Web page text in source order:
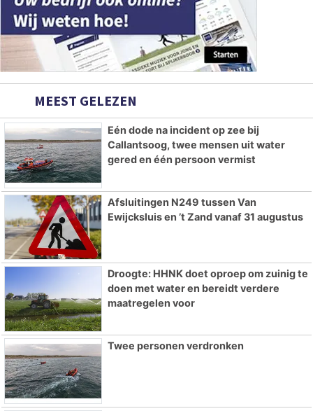
MEEST GELEZEN
Eén dode na incident op zee bij
Callantsoog, twee mensen uit water
gered en één persoon vermist
Afsluitingen N249 tussen Van
Ewijcksluis en ’t Zand vanaf 31 augustus
Droogte: HHNK doet oproep om zuinig te
doen met water en bereidt verdere
maatregelen voor
Twee personen verdronken